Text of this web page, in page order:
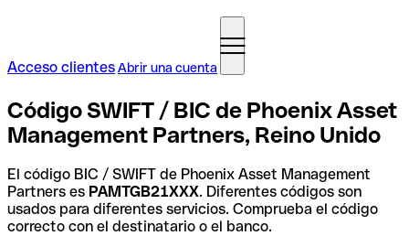
Acceso clientesAbrir una cuenta
Código SWIFT / BIC de Phoenix Asset
Management Partners, Reino Unido
El código BIC / SWIFT de Phoenix Asset Management
Partners es PAMTGB21XXX. Diferentes códigos son
usados para diferentes servicios. Comprueba el código
correcto con el destinatario o el banco.